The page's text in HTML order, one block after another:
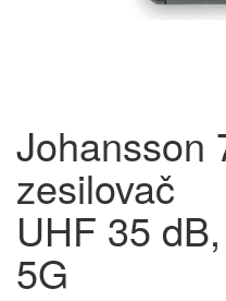
Johansson
zesilovač
UHF 35
5G